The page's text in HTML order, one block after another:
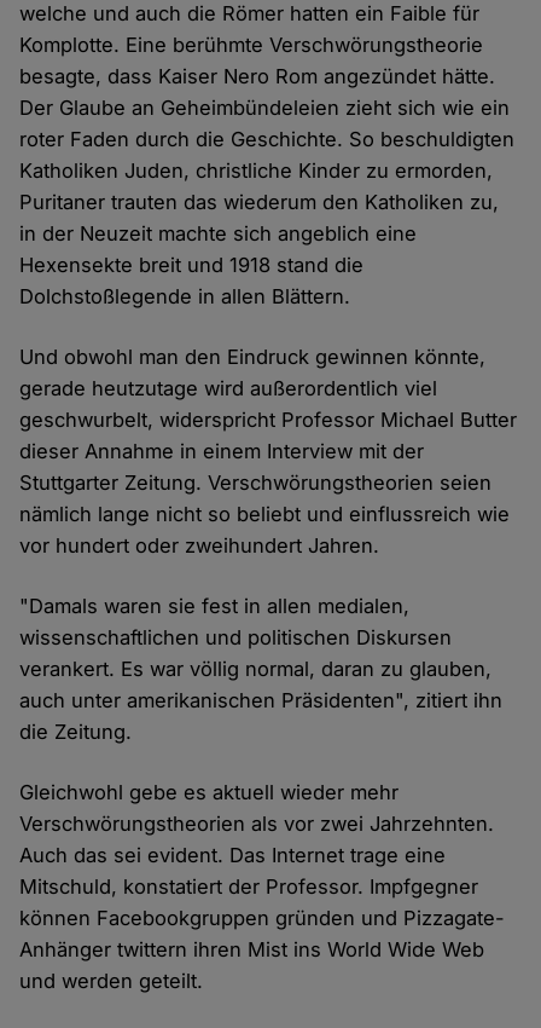
welche und auch die Römer hatten ein Faible für
Komplotte. Eine berühmte Verschwörungstheorie
besagte, dass Kaiser Nero Rom angezündet hätte.
Der Glaube an Geheimbündeleien zieht sich wie ein
roter Faden durch die Geschichte. So beschuldigten
Katholiken Juden, christliche Kinder zu ermorden,
Puritaner trauten das wiederum den Katholiken zu,
in der Neuzeit machte sich angeblich eine
Hexensekte breit und 1918 stand die
Dolchstoßlegende in allen Blättern.
Und obwohl man den Eindruck gewinnen könnte,
gerade heutzutage wird außerordentlich viel
geschwurbelt, widerspricht Professor Michael Butter
dieser Annahme in einem Interview mit der
Stuttgarter Zeitung. Verschwörungstheorien seien
nämlich lange nicht so beliebt und einflussreich wie
vor hundert oder zweihundert Jahren.
"Damals waren sie fest in allen medialen,
wissenschaftlichen und politischen Diskursen
verankert. Es war völlig normal, daran zu glauben,
auch unter amerikanischen Präsidenten", zitiert ihn
die Zeitung.
Gleichwohl gebe es aktuell wieder mehr
Verschwörungstheorien als vor zwei Jahrzehnten.
Auch das sei evident. Das Internet trage eine
Mitschuld, konstatiert der Professor. Impfgegner
können Facebookgruppen gründen und Pizzagate-
Anhänger twittern ihren Mist ins World Wide Web
und werden geteilt.